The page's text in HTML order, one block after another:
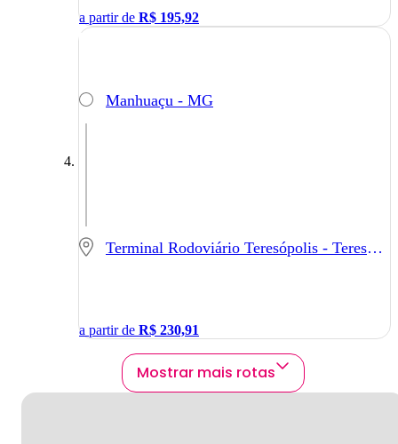
a partir de R$ 195,92
Manhuaçu - MG
Terminal Rodoviário Teresópolis - Teresópolis - RJ
a partir de R$ 230,91
Mostrar mais rotas